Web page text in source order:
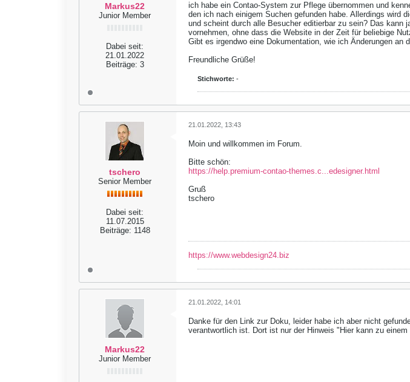
Markus22
Junior Member
Dabei seit:
21.01.2022
Beiträge: 3
ich habe ein Contao-System zur Pflege übernommen und
den ich nach einigem Suchen gefunden habe. Allerdings wird
und scheint durch alle Besucher editierbar zu sein? Das
vornehmen, ohne dass die Website in der Zeit für beliebige
Gibt es irgendwo eine Dokumentation, wie ich Änderungen an
Freundliche Grüße!
Stichworte: -
tschero
Senior Member
Dabei seit:
11.07.2015
Beiträge: 1148
21.01.2022, 13:43
Moin und willkommen im Forum.
Bitte schön:
https://help.premium-contao-themes.c...edesigner.html
Gruß
tschero
https://www.webdesign24.biz
Markus22
Junior Member
21.01.2022, 14:01
Danke für den Link zur Doku, leider habe ich aber nicht
verantwortlich ist. Dort ist nur der Hinweis "Hier kann zu